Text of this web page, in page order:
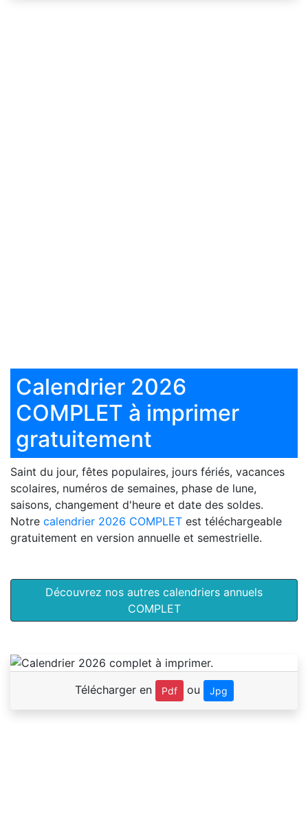
Calendrier 2026
COMPLET à imprimer
gratuitement
Saint du jour, fêtes populaires, jours fériés, vacances
scolaires, numéros de semaines, phase de lune,
saisons, changement d'heure et date des soldes.
Notre calendrier 2026 COMPLET est téléchargeable
gratuitement en version annuelle et semestrielle.
Découvrez nos autres calendriers annuels
COMPLET
Télécharger en Pdf ou Jpg